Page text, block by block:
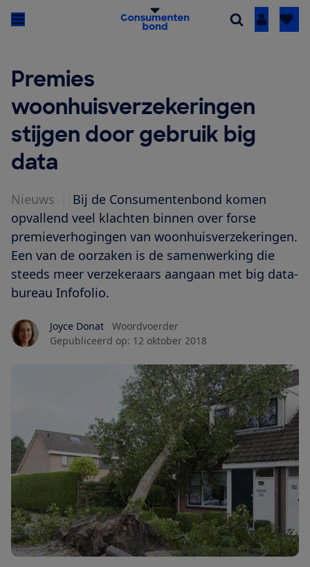
Inloggen
Premies
woonhuisverzekeringen
stijgen door gebruik big
data
Nieuws
Bij de Consumentenbond komen
opvallend veel klachten binnen over forse
premieverhogingen van woonhuisverzekeringen.
Een van de oorzaken is de samenwerking die
steeds meer verzekeraars aangaan met big data-
bureau Infofolio.
Joyce Donat
Woordvoerder
Gepubliceerd op: 12 oktober 2018